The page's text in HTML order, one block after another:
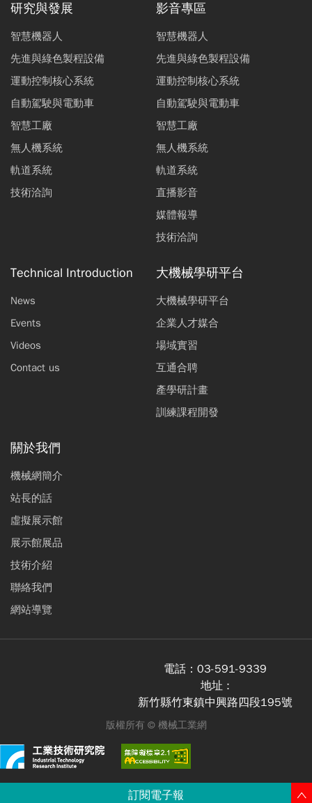
訂閱電子報
研究與發展
智慧機器人
先進與綠色製程設備
運動控制核心系統
自動駕駛與電動車
智慧工廠
無人機系統
軌道系統
技術洽詢
影音專區
智慧機器人
先進與綠色製程設備
運動控制核心系統
自動駕駛與電動車
智慧工廠
無人機系統
軌道系統
直播影音
媒體報導
技術洽詢
Technical Introduction
News
Events
Videos
Contact us
大機械學研平台
大機械學研平台
企業人才媒合
場域實習
互通合聘
產學研計畫
訓練課程開發
關於我們
機械網簡介
站長的話
虛擬展示館
展示館展品
技術介紹
聯絡我們
網站導覽
電話： 03-591-9339
地址 :
新竹縣竹東鎮中興路四段195號
版權所有 © 機械工業網